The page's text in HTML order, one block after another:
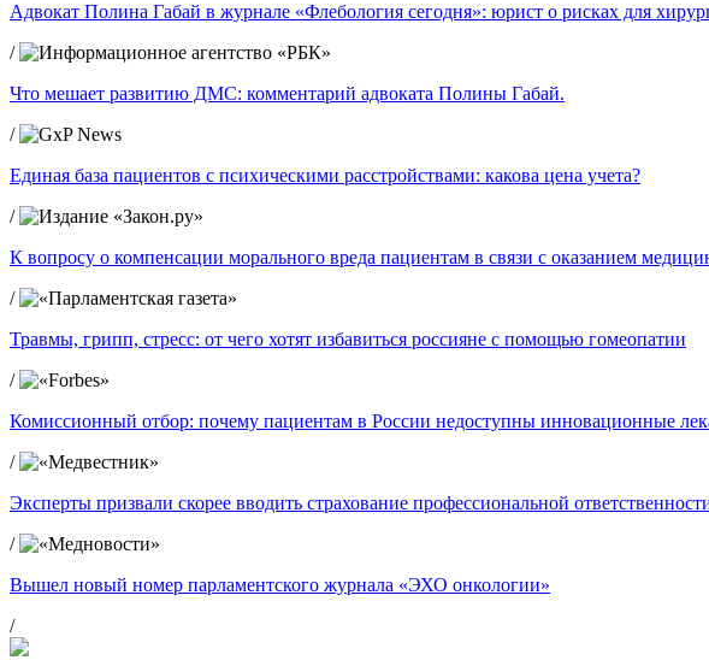
Адвокат Полина Габай в журнале «Флебология сегодня»: юрист о рисках для
/
Что мешает развитию ДМС: комментарий адвоката Полины Габай.
/
Единая база пациентов с психическими расстройствами: какова цена учета?
/
К вопросу о компенсации морального вреда пациентам в связи с оказанием
/
Травмы, грипп, стресс: от чего хотят избавиться россияне с помощью гомеопатии
/
Комиссионный отбор: почему пациентам в России недоступны инновационные
/
Эксперты призвали скорее вводить страхование профессиональной
/
Вышел новый номер парламентского журнала «ЭХО онкологии»
/